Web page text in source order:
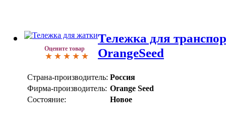
Оцените товар
Тележка для
OrangeSeed
Страна-производитель: Россия
Фирма-производитель: Orange Seed
Состояние:
Новое